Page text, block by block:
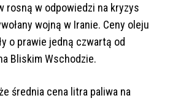
rosną w odpowiedzi na kryzys
wojną w Iranie. Ceny oleju
o prawie jedną czwartą od
Bliskim Wschodzie.
średnia cena litra paliwa na